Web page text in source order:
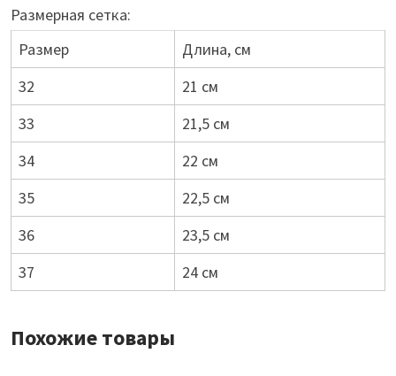
Размерная сетка:
Размер
Длина, см
32
21 см
33
21,5 см
34
22 см
35
22,5 см
36
23,5 см
37
24 см
Похожие товары